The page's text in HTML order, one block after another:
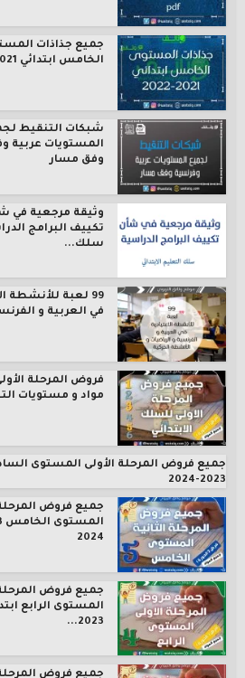
جميع جذاذات
الخامس ابتدائي 2021-2022
شبكات التنقيط
المستويات عربية
وفق مسار
وثيقة مرجعية في
تكييف البرامج
سلك...
99 لعبة للأنشطة
في العربية و
فروض المرحلة
مواد و مستويات
جميع فروض المرحلة الأولى المستوى
2023-2024
جميع فروض المرحلة
2024
جميع فروض المرحلة
المستوى الرابع
2023...
جميع فروض المرحلة